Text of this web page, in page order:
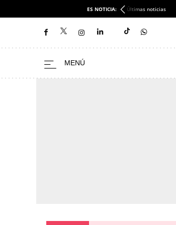
ES NOTICIA: Últimas noticias